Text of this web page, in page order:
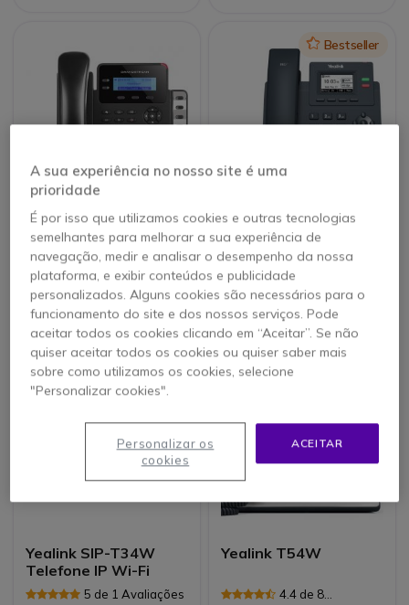
Grandstream
GXP1628
4.3 de 5
Avaliações
70,95 €
53,95 € s/iva -24%
IconBestseller
Yealink T31P
4.2 de 6
Avaliações
77,94 €
40,95 € s/iva -47%
Yealink SIP-T34W
Telefone IP Wi-Fi
5 de 1 Avaliações
Yealink T54W
4.4 de 8
A sua experiência no nosso site é uma
prioridade
É por isso que utilizamos cookies e outras tecnologias
semelhantes para melhorar a sua experiência de
navegação, medir e analisar o desempenho da nossa
plataforma, e exibir conteúdos e publicidade
personalizados. Alguns cookies são necessários para o
funcionamento do site e dos nossos serviços. Pode
aceitar todos os cookies clicando em “Aceitar”. Se não
quiser aceitar todos os cookies ou quiser saber mais
sobre como utilizamos os cookies, selecione
"Personalizar cookies".
ACEITAR
Personalizar os
cookies